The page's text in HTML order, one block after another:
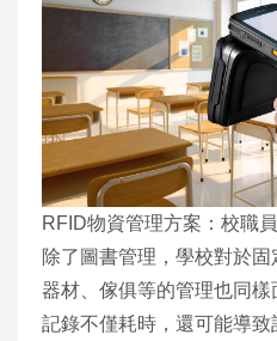
RFID物資管理方案：校職
除了圖書管理，學校對於
器材、傢俱等的管理也同
記錄不僅耗時，還可能導